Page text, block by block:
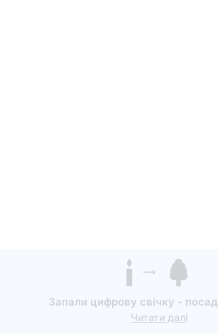
Запали цифрову свічку -
Читати далі